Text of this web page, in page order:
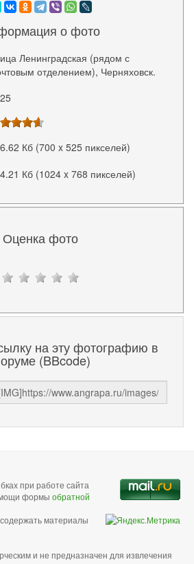
о фото
Ленинградская (рядом с
отделением), Черняховск.
Кб (700 x 525 пикселей)
Кб (1024 x 768 пикселей)
Оценка фото
на эту фотографию в
(BBcode)
при работе сайта
формы обратной
материалы
и не предназначен для извлечения